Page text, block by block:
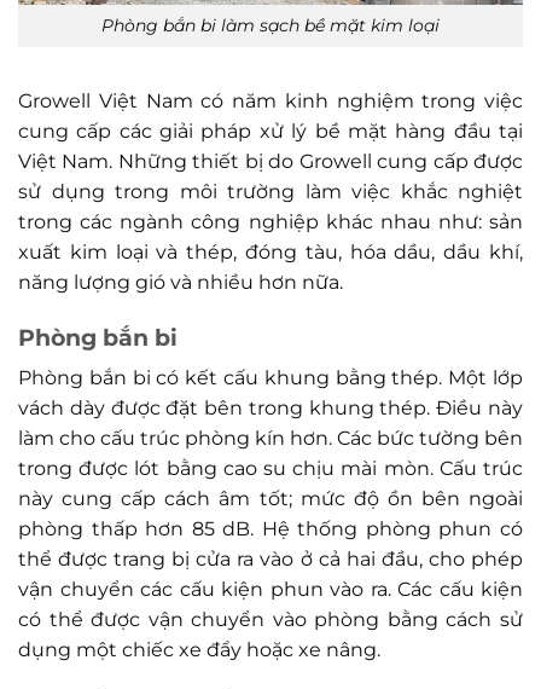
Phòng bắn bi làm sạch bề mặt kim loại
Growell Việt Nam có năm kinh nghiệm trong việc
cung cấp các giải pháp xử lý bề mặt hàng đầu tại
Việt Nam. Những thiết bị do Growell cung cấp được
sử dụng trong môi trường làm việc khắc nghiệt
trong các ngành công nghiệp khác nhau như: sản
xuất kim loại và thép, đóng tàu, hóa dầu, dầu khí,
năng lượng gió và nhiều hơn nữa.
Phòng bắn bi
Phòng bắn bi có kết cấu khung bằng thép. Một lớp
vách dày được đặt bên trong khung thép. Điều này
làm cho cấu trúc phòng kín hơn. Các bức tường bên
trong được lót bằng cao su chịu mài mòn. Cấu trúc
này cung cấp cách âm tốt; mức độ ồn bên ngoài
phòng thấp hơn 85 dB. Hệ thống phòng phun có
thể được trang bị cửa ra vào ở cả hai đầu, cho phép
vận chuyển các cấu kiện phun vào ra. Các cấu kiện
có thể được vận chuyển vào phòng bằng cách sử
dụng một chiếc xe đẩy hoặc xe nâng.